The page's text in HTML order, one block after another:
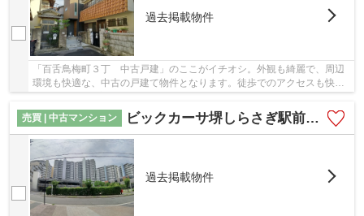
過去掲載物件
「百舌鳥梅町３丁 中古戸建」のここがイチオシ。外観も綺麗で、周辺
環境も快適な、中古の戸建て物件となります。徒歩でのアクセスも快適
売買 | 中古マンション
ビックカーサ堺しらさぎ駅前 tower casa C棟
過去掲載物件